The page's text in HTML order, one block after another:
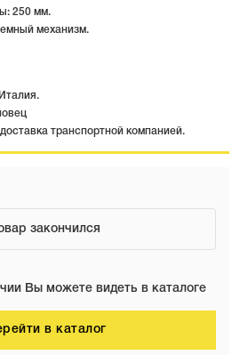
250 мм.
механизм.
транспортной компанией.
закончился
Вы можете видеть в каталоге
в каталог